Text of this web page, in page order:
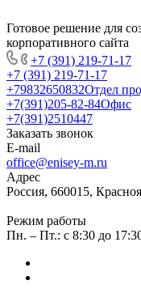
Готовое решение для
корпоративного сайта
+7 (391) 219-71-17
+7 (391) 219-71-17
+79832650832Отдел
+7(391)205-82-84Офис
+7(391)2510447
Заказать звонок
E-mail
office@enisey-m.ru
Адрес
Россия, 660015,
Режим работы
Пн. – Пт.: c 8:30 до